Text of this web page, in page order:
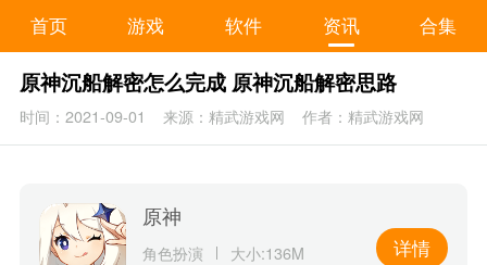
首页 游戏 软件 资讯 合集
原神沉船解密怎么完成 原神沉船解密思路
时间：2021-09-01 来源：精武游戏网 作者：精武游戏网
原神
角色扮演 大小:136M 详情